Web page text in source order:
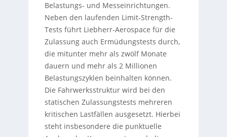
Belastungs- und Messeinrichtungen.
Neben den laufenden Limit-Strength-
Tests führt Liebherr-Aerospace für die
Zulassung auch Ermüdungstests durch,
die mitunter mehr als zwölf Monate
dauern und mehr als 2 Millionen
Belastungszyklen beinhalten können.
Die Fahrwerksstruktur wird bei den
statischen Zulassungstests mehreren
kritischen Lastfällen ausgesetzt. Hierbei
steht insbesondere die punktuelle